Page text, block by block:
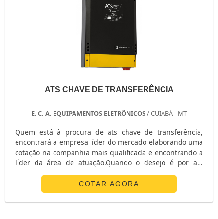
ATS CHAVE DE TRANSFERÊNCIA
E. C. A. EQUIPAMENTOS ELETRÔNICOS/ CUIABÁ - MT
Quem está à procura de ats chave de transferência,
encontrará a empresa líder do mercado elaborando uma
cotação na companhia mais qualificada e encontrando a
líder da área de atuação.Quando o desejo é por ats
chave de transferência, com os profissionais da E. C. A.
Equipamentos Eletrônicos o cliente receberá
assertividade com pagamento acessível.UM POUCO MAIS
SOBRE ATS CHAVE DE TRANSFERÊNCIAA E. C. A.
Equipamentos Eletrônicos canaliza sua energia em criar
COTAR AGORA